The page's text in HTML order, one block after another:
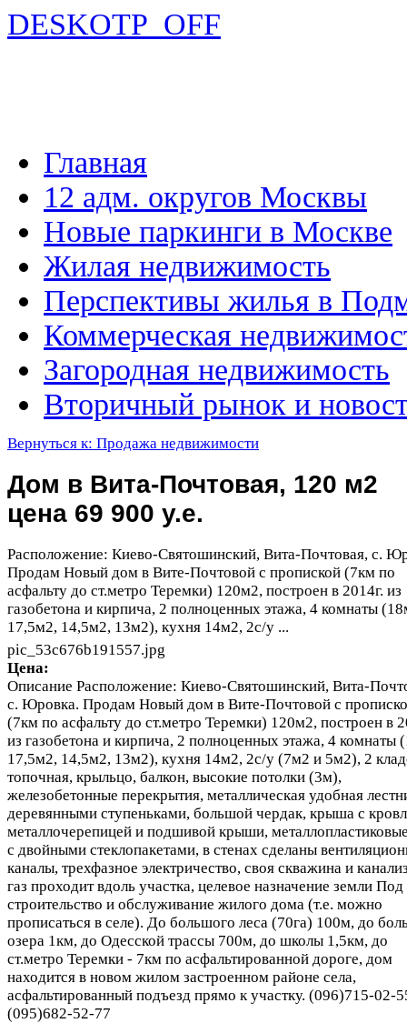
DESKOTP_OFF
Главная
12 адм. округов Москвы
Новые паркинги в Москве
Жилая недвижимость
Перспективы жилья в
Коммерческая
Загородная недвижимость
Вторичный рынок и
Вернуться к: Продажа недвижимости
Дом в Вита-Почтовая, 120 м2
цена 69 900 у.е.
Расположение: Киево-Святошинский, Вита-Почтовая, с.
Продам Новый дом в Вите-Почтовой с пропиской (7км по
асфальту до ст.метро Теремки) 120м2, построен в 2014г. из
газобетона и кирпича, 2 полноценных этажа, 4 комнаты
17,5м2, 14,5м2, 13м2), кухня 14м2, 2с/у ...
pic_53c676b191557.jpg
Цена:
Описание Расположение: Киево-Святошинский, Вита-
с. Юровка. Продам Новый дом в Вите-Почтовой с
(7км по асфальту до ст.метро Теремки) 120м2, построен в
из газобетона и кирпича, 2 полноценных этажа, 4 комнаты
17,5м2, 14,5м2, 13м2), кухня 14м2, 2с/у (7м2 и 5м2), 2
топочная, крыльцо, балкон, высокие потолки (3м),
железобетонные перекрытия, металлическая удобная
деревянными ступеньками, большой чердак, крыша с
металлочерепицей и подшивой крыши,
с двойными стеклопакетами, в стенах сделаны
каналы, трехфазное электричество, своя скважина и
газ проходит вдоль участка, целевое назначение земли Под
строительство и обслуживание жилого дома (т.е. можно
прописаться в селе). До большого леса (70га) 100м, до
озера 1км, до Одесской трассы 700м, до школы 1,5км, до
ст.метро Теремки - 7км по асфальтированной дороге, дом
находится в новом жилом застроенном районе села,
асфальтированный подъезд прямо к участку. (096)715-02-
(095)682-52-77